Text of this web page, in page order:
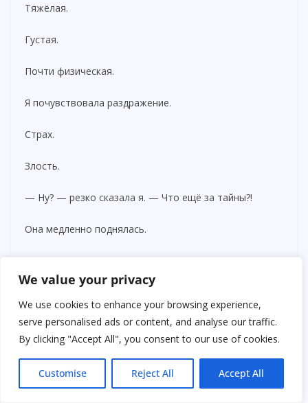
We value your privacy
We use cookies to enhance your browsing experience,
serve personalised ads or content, and analyse our traffic.
By clicking "Accept All", you consent to our use of cookies.
Customise Reject All Accept All
Тяжёлая.
Густая.
Почти физическая.
Я почувствовала раздражение.
Страх.
Злость.
— Ну? — резко сказала я. — Что ещё за тайны?!
Она медленно поднялась.
— Я хотела сказать раньше…
Голос сорвался.
— Но он просил подождать.